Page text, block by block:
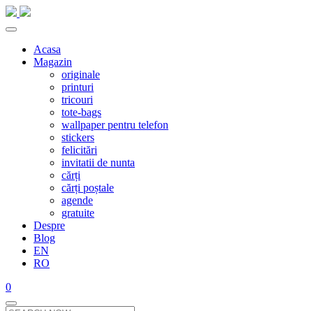
Acasa
Magazin
originale
printuri
tricouri
tote-bags
wallpaper pentru telefon
stickers
felicitări
invitatii de nunta
cărți
cărți poștale
agende
gratuite
Despre
Blog
EN
RO
0